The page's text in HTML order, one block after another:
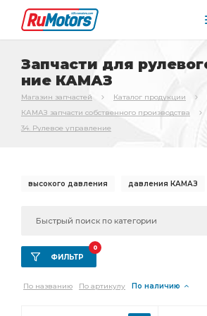
Запчасти для
ние КАМАЗ
Магазин запчастей Каталог продукции
КАМАЗ запчасти собственного производства
34. Рулевое управление
высокого давления давления КАМАЗ
высокого давления КАМАЗ
рулевой КАМАЗ
карданный рулевой КАМАЗ
ФИЛЬТР
0
По названию По артикулу По наличию